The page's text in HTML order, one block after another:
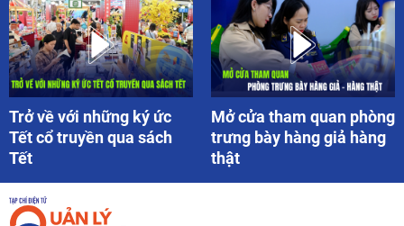
Trở về với những ký ức
Tết cổ truyền qua sách
Tết
Mở cửa tham quan phòng
trưng bày hàng giả hàng
thật